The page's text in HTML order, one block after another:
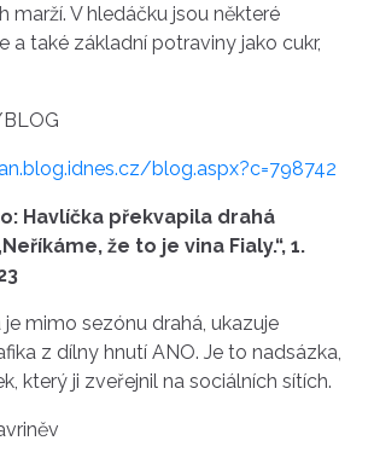
marží. V hledáčku jsou některé
a také základní potraviny jako cukr,
blog.aspx?c=798742
Havlíčka překvapila drahá
že to je vina Fialy.“, 1.
mimo sezónu drahá, ukazuje
z dílny hnutí ANO. Je to nadsázka,
který ji zveřejnil na sociálních sítích.